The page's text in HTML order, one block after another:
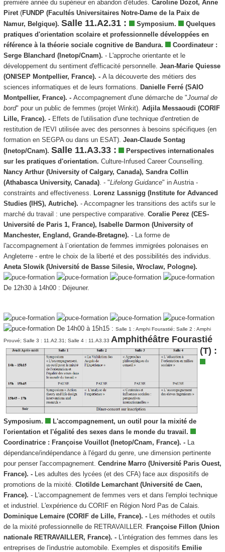
première année du supérieur en abandon d'études. Caroline Dozot, Anne
Piret (FUNDP (Facultés Universitaires Notre-Dame de la Paix de
Namur, Belgique). Salle 11.A2.31 : Symposium.
Quelques
pratiques d'orientation scolaire et professionnelle développées en
référence à la théorie sociale cognitive de Bandura.
Coordinateur :
Serge Blanchard (Inetop/Cnam). - L'approche orientante et le
développement du sentiment d'efficacité personnelle. Jean-Marie Quiesse
(ONISEP Montpellier, France). - A la découverte des métiers des
sciences informatiques et de leurs formations.
Danielle Ferré (SAIO
Montpellier, France). - Accompagnement d'une démarche de "Journal de
bord" pour un public de femmes (projet Winkit). Adjila Messaoudi (CORIF
Lille, France). - Effets de l'utilisation d'une technique d'entretien de
restitution de l'EVI utilisée avec des personnes à besoins spécifiques (en
formation en SEGPA ou dans un ESAT). Jean-Claude Sontag
(Inetop/Cnam). Salle 11.A3.33 :
Perspectives internationales
sur les pratiques d'orientation. Culture-Infused Career Counselling.
Nancy Arthur (University of Calgary, Canada), Sandra Collin
(Athabasca University, Canada). - "Lifelong Guidance" in Austria -
constraints and effectiveness.
Lorenz Lassnigg (Institute for Advanced
Studies (IHS), Autriche). - Accompagner les transitions des actifs sur le
marché du travail : une perspective comparative. Coralie Perez (CES-
Université de Paris 1, France), Isabelle Darmon (University of
Manchester, England, Grande-Bretagne). - La forme de
l'accompagnement à l`orientation de femmes immigrées polonaises en
Angleterre - entre le choix de la liberté et des possibilités des individus.
Aneta Slowik (Université de Basse Silesie, Wroclaw, Pologne).
De 12h30 à 14h00 : Déjeuner.
De 14h00 à 15h15 : Salle 1 : Amphi Fourastié; Salle 2 : Amphi
Prouvé; Salle 3 : 11.A2.31; Salle 4 : 11.A3.33 Amphithéâtre Fourastié
(T) :
Symposium.
L'accompagnement, un outil pour la mixité de
l'orientation et l'égalité des sexes dans le monde du travail.
Coordinatrice : Françoise Vouillot (Inetop/Cnam, France). -La
dépendance/indépendance à l'égard du genre, une dimension pertinente
pour penser l'accompagnement. Cendrine Marro (Université Paris Ouest,
France). -Les adultes des lycées (et des CFA) face aux dispositifs de
promotions de la mixité. Clotilde Lemarchant (Université de Caen,
France). - L'accompagnement de femmes vers et dans l'emploi technique
et industriel. L'expérience du CORIF en Région Nord Pas de Calais
Dominique Lemaire (CORIF de Lille, France). - Les méthodes et outils
de la mixité professionnelle de RETRAVAILLER. Françoise Fillon (Union
nationale RETRAVAILLER, France). - L'intégration des femmes dans les
entreprises de l'industrie automobile. Exemples et dispositifs Emilie